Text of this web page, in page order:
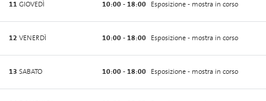
11 GIOVEDÌ 10:00 - 18:00 Esposizione - mostra in corso
12 VENERDÌ 10:00 - 18:00 Esposizione - mostra in corso
13 SABATO 10:00 - 18:00 Esposizione - mostra in corso